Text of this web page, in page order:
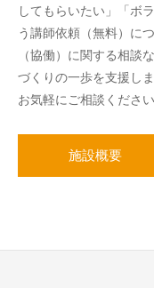
してもらいたい」「ボ
う講師依頼（無料）に
（協働）に関する相談
づくりの一歩を支援しま
お気軽にご相談ください
施設概要